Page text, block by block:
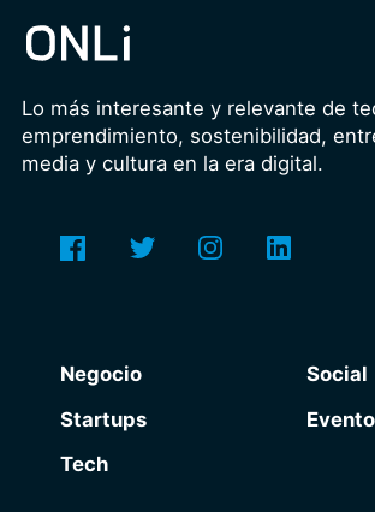
Lo más interesante y relevante de
emprendimiento, sostenibilidad,
media y cultura en la era digital.
Negocio
Startups
Tech
Social